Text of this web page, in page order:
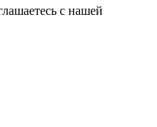
с нашей